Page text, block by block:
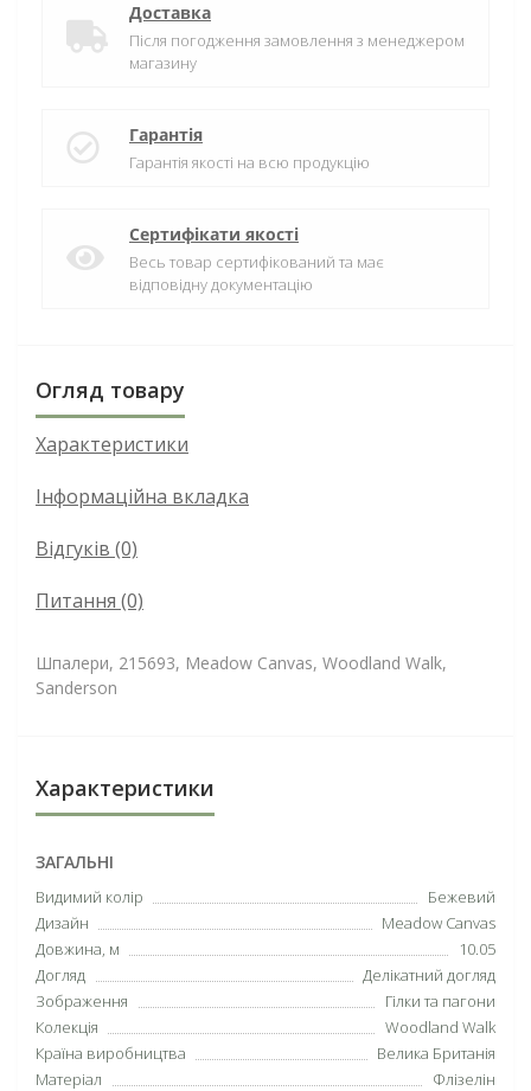
Доставка
Після погодження замовлення з менеджером
магазину
Гарантія
Гарантія якості на всю продукцію
Сертифікати якості
Весь товар сертифікований та має
відповідну документацію
Огляд товару
Характеристики
Інформаційна вкладка
Відгуків (0)
Питання (0)
Шпалери, 215693, Meadow Canvas, Woodland Walk,
Sanderson
Характеристики
ЗАГАЛЬНІ
Видимий колір
Бежевий
Дизайн
Meadow Canvas
Довжина, м
10.05
Догляд
Делікатний догляд
Зображення
Гілки та пагони
Колекція
Woodland Walk
Країна виробництва
Велика Британія
Матеріал
Флізелін